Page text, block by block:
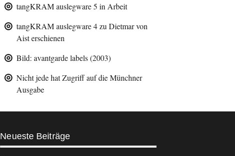
tangKRAM auslegware 5 in Arbeit
tangKRAM auslegware 4 zu Dietmar von
Aist erschienen
Bild: avantgarde labels (2003)
Nicht jede hat Zugriff auf die Münchner
Ausgabe
Neueste Beiträge